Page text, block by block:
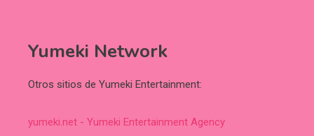
Yumeki Network
Otros sitios de Yumeki Entertainment:
yumeki.net - Yumeki Entertainment Agency